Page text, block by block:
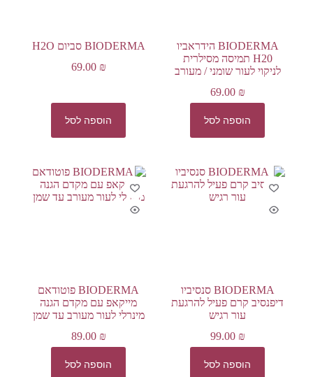
BIODERMA הידראביו
H20 תמיסה מסילרית
לניקוי לעור שומני / מעורב
69.00 ₪
הוספה לסל
BIODERMA סביום H2O
69.00 ₪
הוספה לסל
BIODERMA סנסיביו
דיפנסיב קרם פעיל להרגעת
עור רגיש
99.00 ₪
הוספה לסל
BIODERMA פוטודאם
מייקאפ עם מקדם הגנה
מינרלי לעור מעורב עד שמן
89.00 ₪
הוספה לסל